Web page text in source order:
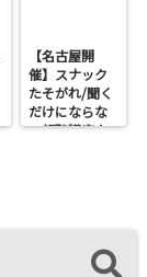
【名古屋開
催】スナック
たそがれ/聞く
だけにならな
い傾聴講座